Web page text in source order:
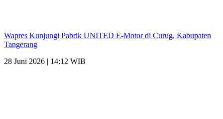
Wapres Kunjungi Pabrik UNITED E-Motor di Curug, Kabupaten
Tangerang
28 Juni 2026 | 14:12 WIB